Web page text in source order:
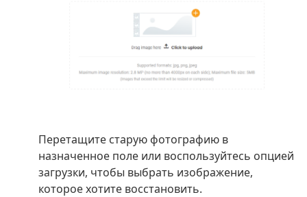
Перетащите старую фотографию в
назначенное поле или воспользуйтесь опцией
загрузки, чтобы выбрать изображение,
которое хотите восстановить.